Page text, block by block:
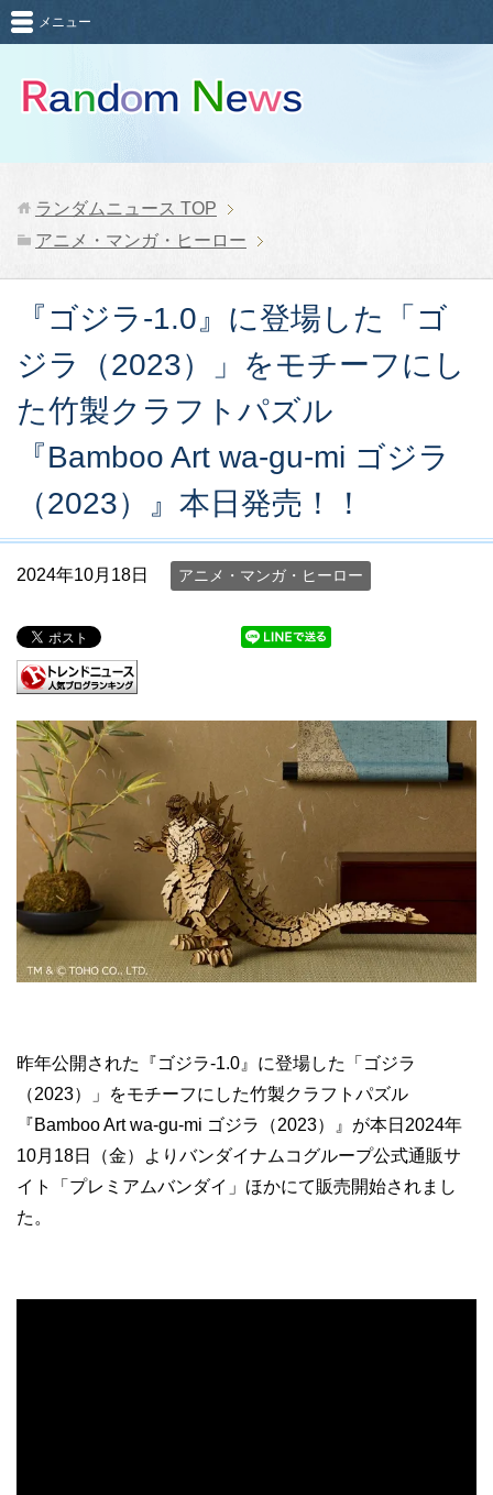
メニュー
ランダムニュース TOP
アニメ・マンガ・ヒーロー
『ゴジラ-1.0』に登場した「ゴ
ジラ（2023）」をモチーフにし
た竹製クラフトパズル
『Bamboo Art wa-gu-mi ゴジラ
（2023）』本日発売！！
2024年10月18日 アニメ・マンガ・ヒーロー
昨年公開された『ゴジラ-1.0』に登場した「ゴジラ
（2023）」をモチーフにした竹製クラフトパズル
『Bamboo Art wa-gu-mi ゴジラ（2023）』が本日2024年
10月18日（金）よりバンダイナムコグループ公式通販サ
イト「プレミアムバンダイ」ほかにて販売開始されまし
た。